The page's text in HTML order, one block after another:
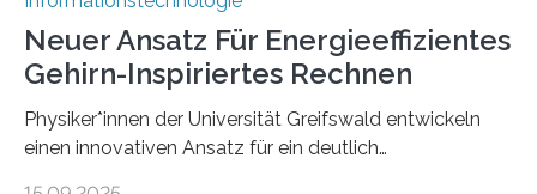
Neuer Ansatz Für Energieeffizientes
Gehirn-Inspiriertes Rechnen
Physiker*innen der Universität Greifswald entwickeln
einen innovativen Ansatz für ein deutlich